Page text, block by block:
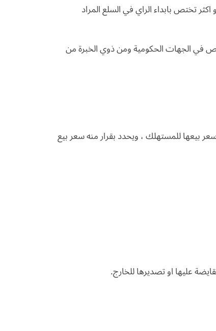
تختص بابداء الراي في السلع المراد
في الجهات الحكومية ومن ذوي الخبرة من
بيعها للمستهلك ، ويحدد بقرار منه سعر بيع